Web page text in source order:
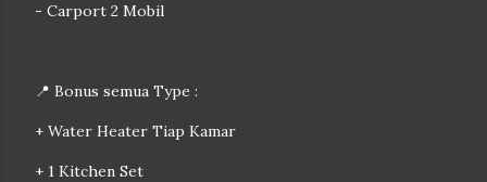
- Carport 2 Mobil
📍 Bonus semua Type :
+ Water Heater Tiap Kamar
+ 1 Kitchen Set